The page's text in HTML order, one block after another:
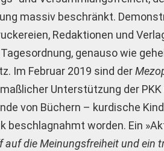
massiv beschränkt.
Redaktionen und
genauso wie
Im Februar 2019 sind der
Unterstützung der PKK
von Büchern – kurdische
worden. Ein
auf die Meinungsfreiheit und ein